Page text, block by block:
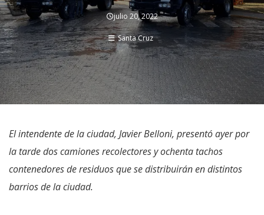
julio 20, 2022
Santa Cruz
El intendente de la ciudad, Javier Belloni, presentó ayer por
la tarde dos camiones recolectores y ochenta tachos
contenedores de residuos que se distribuirán en distintos
barrios de la ciudad.